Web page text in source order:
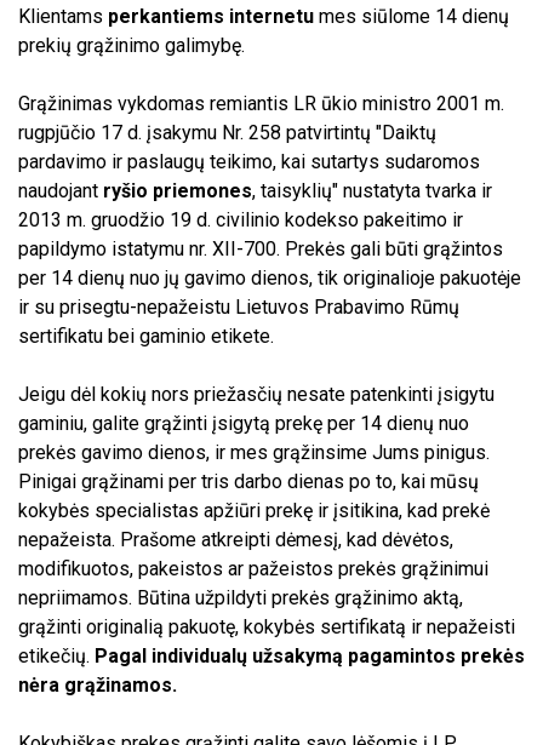
Klientams perkantiems internetu mes siūlome 14 dienų
prekių grąžinimo galimybę.
Grąžinimas vykdomas remiantis LR ūkio ministro 2001 m.
rugpjūčio 17 d. įsakymu Nr. 258 patvirtintų "Daiktų
pardavimo ir paslaugų teikimo, kai sutartys sudaromos
naudojant ryšio priemones, taisyklių" nustatyta tvarka ir
2013 m. gruodžio 19 d. civilinio kodekso pakeitimo ir
papildymo istatymu nr. XII-700. Prekės gali būti grąžintos
per 14 dienų nuo jų gavimo dienos, tik originalioje pakuotėje
ir su prisegtu-nepažeistu Lietuvos Prabavimo Rūmų
sertifikatu bei gaminio etikete.
Jeigu dėl kokių nors priežasčių nesate patenkinti įsigytu
gaminiu, galite grąžinti įsigytą prekę per 14 dienų nuo
prekės gavimo dienos, ir mes grąžinsime Jums pinigus.
Pinigai grąžinami per tris darbo dienas po to, kai mūsų
kokybės specialistas apžiūri prekę ir įsitikina, kad prekė
nepažeista. Prašome atkreipti dėmesį, kad dėvėtos,
modifikuotos, pakeistos ar pažeistos prekės grąžinimui
nepriimamos. Būtina užpildyti prekės grąžinimo aktą,
grąžinti originalią pakuotę, kokybės sertifikatą ir nepažeisti
etikečių. Pagal individualų užsakymą pagamintos prekės
nėra grąžinamos.